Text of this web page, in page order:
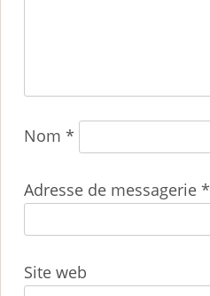
Nom*
Adresse de messagerie*
Site web